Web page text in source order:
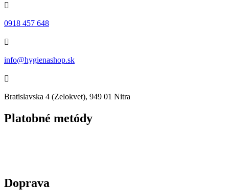

0918 457 648

info@hygienashop.sk

Bratislavska 4 (Zelokvet), 949 01 Nitra
Platobné metódy
Doprava